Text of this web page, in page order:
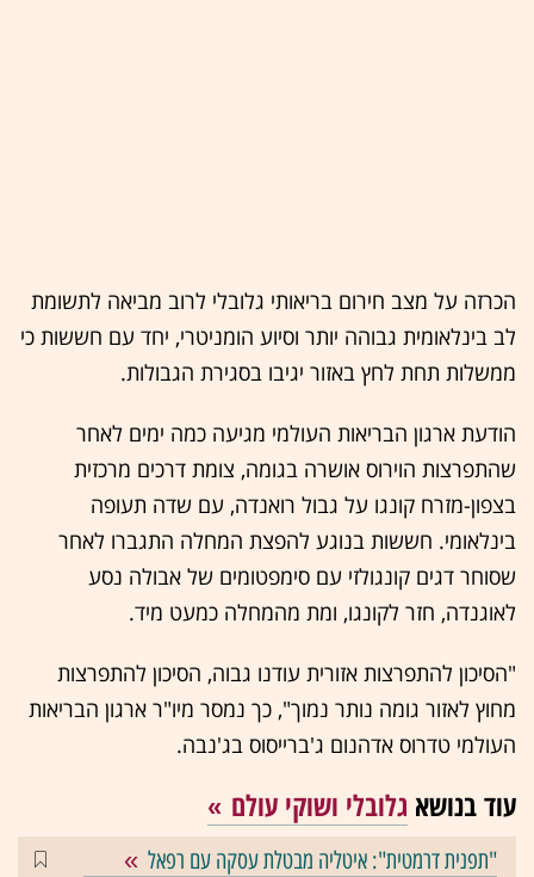
הכרזה על מצב חירום בריאותי גלובלי לרוב מביאה לתשומת
לב בינלאומית גבוהה יותר וסיוע הומניטרי, יחד עם חששות כי
ממשלות תחת לחץ באזור יגיבו בסגירת הגבולות.
הודעת ארגון הבריאות העולמי מגיעה כמה ימים לאחר
שהתפרצות הוירוס אושרה בגומה, צומת דרכים מרכזית
בצפון-מזרח קונגו על גבול רואנדה, עם שדה תעופה
בינלאומי. חששות בנוגע להפצת המחלה התגברו לאחר
שסוחר דגים קונגולזי עם סימפטומים של אבולה נסע
לאוגנדה, חזר לקונגו, ומת מהמחלה כמעט מיד.
"הסיכון להתפרצות אזורית עודנו גבוה, הסיכון להתפרצות
מחוץ לאזור גומה נותר נמוך", כך נמסר מיו"ר ארגון הבריאות
העולמי טדרוס אדהנום ג'ברייסוס בג'נבה.
עוד בנושא גלובלי ושוקי עולם
"תפנית דרמטית": איטליה מבטלת עסקה עם רפאל